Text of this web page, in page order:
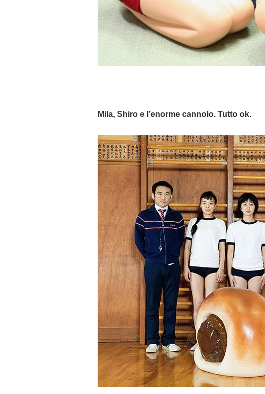
Mila, Shiro e l’enorme cannolo. Tutto ok.